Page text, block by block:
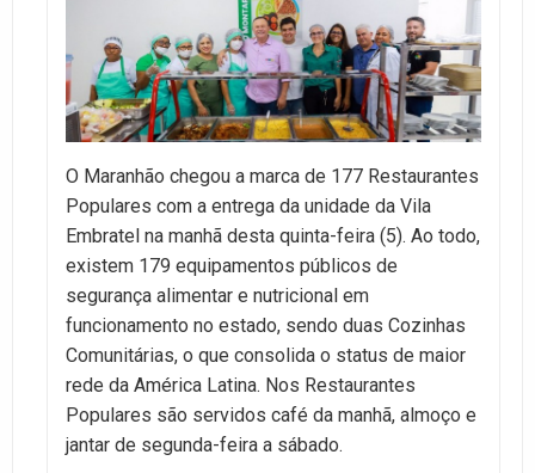
O Maranhão chegou a marca de 177 Restaurantes
Populares com a entrega da unidade da Vila
Embratel na manhã desta quinta-feira (5). Ao todo,
existem 179 equipamentos públicos de
segurança alimentar e nutricional em
funcionamento no estado, sendo duas Cozinhas
Comunitárias, o que consolida o status de maior
rede da América Latina. Nos Restaurantes
Populares são servidos café da manhã, almoço e
jantar de segunda-feira a sábado.